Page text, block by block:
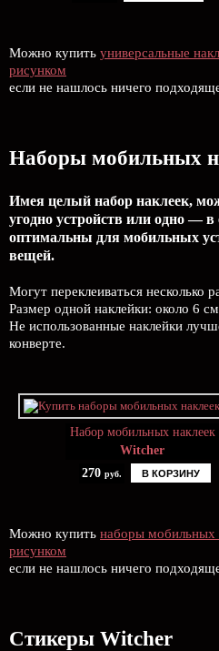
Можно купить универсальные
рисунком
если не нашлось ничего
Наборы мобильных
Имея целый набор наклеек,
угодно устройств или одно —
оптимальны для мобильных
вещей.
Могут переклеиваться несколько
Размер одной наклейки: около 6 см
Не использованные наклейки
конверте.
Набор мобильных наклеек
Witcher
270 руб. В КОРЗИНУ
Можно купить наборы мобильных
рисунком
если не нашлось ничего
Стикеры Witcher